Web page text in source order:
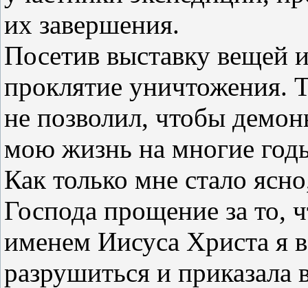
их завершения.
Посетив выставку вещей
проклятие уничтожения.
не позволил, чтобы
мою жизнь на многие
Как только мне стало
Господа прощение за то,
именем Иисуса Христа я
разрушиться и